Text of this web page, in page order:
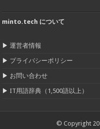
minto.tech について
▶運営者情報
▶ プライバシーポリシー
▶ お問い合わせ
▶IT用語辞典（1,500語以上）
© Copyright